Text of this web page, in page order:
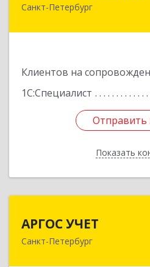
Санкт-Петербург
Клиентов на
1С:Специалист
Отправить
Показать
195112, Санкт-
Отправить
Назад
АРГОС УЧЕТ
Санкт-Петербург
196191, Санкт-